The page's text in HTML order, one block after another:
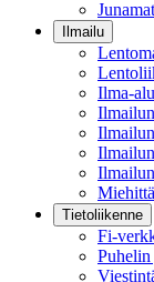
Ilmailu
Ilma-
Tietoliikenne
Fi-
Puhelin